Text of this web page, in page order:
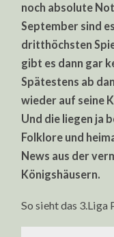
noch absolute
September sind
dritthöchsten
gibt es dann gar
Spätestens ab
wieder auf seine
Und die liegen ja
Folklore und
News aus der
Königshäusern.
So sieht das 3.Liga